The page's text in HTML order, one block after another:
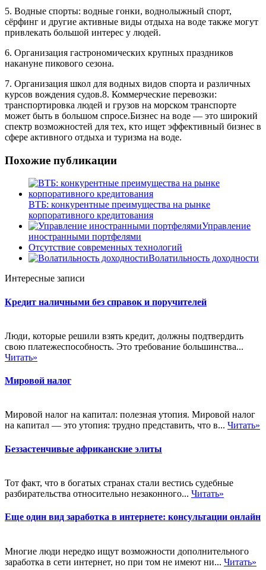
5. Водные спорты: водные гонки, воднолыжный спорт,
сёрфинг и другие активные виды отдыха на воде также могут
привлекать большой интерес у людей.
6. Организация гастрономических крупных праздников
накануне пикового сезона.
7. Организация школ для водных видов спорта и различных
курсов вождения судов.8. Коммерческие перевозки:
транспортировка людей и грузов на морском транспорте
может быть в большом спросе.Бизнес на воде — это широкий
спектр возможностей для тех, кто ищет эффективный бизнес в
сфере активного отдыха и туризма на воде.
Похожие публикации
ВТБ: конкурентные преимущества на рынке
корпоративного кредитования
Управление
иностранными портфелями
Отсутствие современных технологий
Волатильность доходности
Интересные записи
Кредит наличными без справок и поручителей
Люди, которые решили взять кредит, должны подтвердить
свою платежеспособность. Это требование большинства...
Читать»
Мировой налог
Мировой налог на капитал: полезная утопия. Мировой налог
на капитал — это утопия: трудно представить, что в... Читать»
Беззастенчивые африканские элиты
Тот факт, что в богатых странах стали вестись судебные
разбирательства относительно незаконного... Читать»
Еще один вид заработка в интернете: консультации онлайн
Многие люди нередко ищут возможности дополнительного
заработка в сети интернет, но при том не имеют ни... Читать»